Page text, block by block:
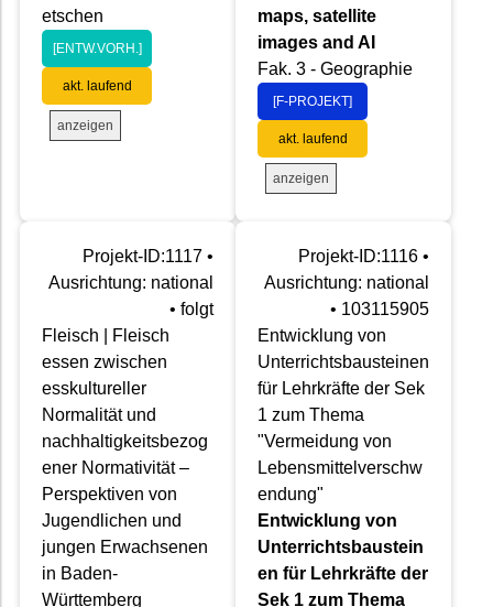
etschen
[ENTW.VORH.]
akt. laufend
anzeigen
maps, satellite
images and AI
Fak. 3 - Geographie
[F-PROJEKT]
akt. laufend
anzeigen
Projekt-ID:1117 •
Ausrichtung: national
• folgt
Fleisch | Fleisch
essen zwischen
esskultureller
Normalität und
nachhaltigkeitsbezog
ener Normativität –
Perspektiven von
Jugendlichen und
jungen Erwachsenen
in Baden-
Württemberg
Projekt-ID:1116 •
Ausrichtung: national
• 103115905
Entwicklung von
Unterrichtsbausteinen
für Lehrkräfte der Sek
1 zum Thema
"Vermeidung von
Lebensmittelverschw
endung"
Entwicklung von
Unterrichtsbaustein
en für Lehrkräfte der
Sek 1 zum Thema